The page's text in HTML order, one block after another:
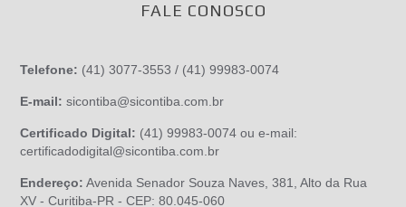
FALE CONOSCO
Telefone: (41) 3077-3553 / (41) 99983-0074
E-mail:sicontiba@sicontiba.com.br
Certificado Digital: (41) 99983-0074 ou e-mail:
certificadodigital@sicontiba.com.br
Endereço: Avenida Senador Souza Naves, 381, Alto da Rua
XV - Curitiba-PR - CEP: 80.045-060